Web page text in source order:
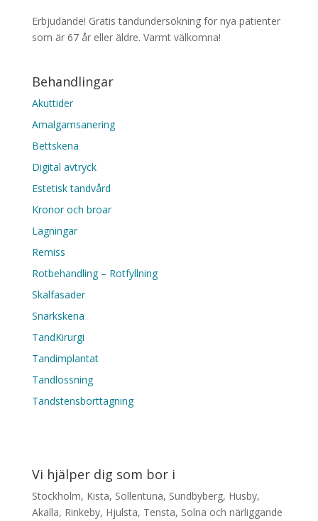
Erbjudande! Gratis tandundersökning för nya patienter
som är 67 år eller äldre. Varmt välkomna!
Behandlingar
Akuttider
Amalgamsanering
Bettskena
Digital avtryck
Estetisk tandvård
Kronor och broar
Lagningar
Remiss
Rotbehandling – Rotfyllning
Skalfasader
Snarkskena
TandKirurgi
Tandimplantat
Tandlossning
Tandstensborttagning
Vi hjälper dig som bor i
Stockholm, Kista, Sollentuna, Sundbyberg, Husby,
Akalla, Rinkeby, Hjulsta, Tensta, Solna och närliggande